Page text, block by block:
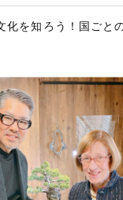
化を知ろう！国ごと